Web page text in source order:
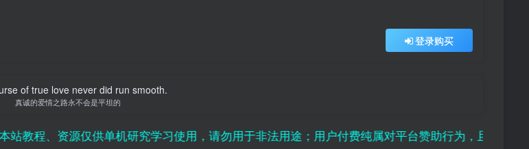
登录购买
of true love never did run smooth.
真诚的爱情之路永不会是平坦的
供单机研究学习使用，请勿用于非法用途；用户付费纯属对平台赞助行为，且虚拟资源存在可复制